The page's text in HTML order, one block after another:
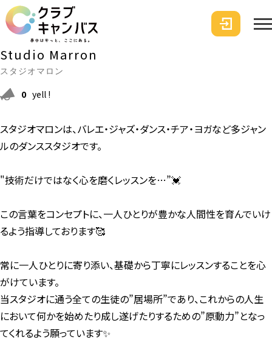
Studio Marron
スタジオマロン
0 yell !
スタジオマロンは、バレエ・ジャズ・ダンス・チア・ヨガなど多ジャン
ルのダンススタジオです。
"技術だけではなく心を磨くレッスンを…”💓
この言葉をコンセプトに、一人ひとりが豊かな人間性を育んでいけ
るよう指導しております🥰
常に一人ひとりに寄り添い、基礎から丁寧にレッスンすることを心
がけています。
当スタジオに通う全ての生徒の”居場所”であり、これからの人生
において何かを始めたり成し遂げたりするための”原動力”となっ
てくれるよう願っています✨